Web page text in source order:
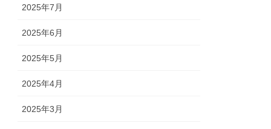
2025年7月
2025年6月
2025年5月
2025年4月
2025年3月